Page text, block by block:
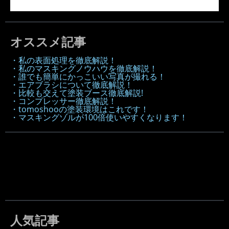
オススメ記事
・私の表面処理を徹底解説！
・私のマスキングノウハウを徹底解説！
・誰でも簡単にかっこいい写真が撮れる！
・エアブラシについて徹底解説！
・比較も交えて塗装ブース徹底解説!
・コンプレッサー徹底解説！
・tomoshooの塗装環境はこれです！
・マスキングゾルが100倍使いやすくなります！
人気記事